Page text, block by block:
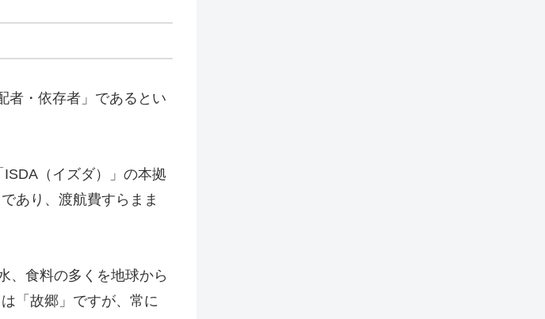
者・依存者」であるとい
（イズダ）」の本拠
あり、渡航費すらまま
、食料の多くを地球から
「故郷」ですが、常に